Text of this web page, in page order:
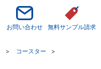
お問い合わせ
無料サンプル請求
コースター